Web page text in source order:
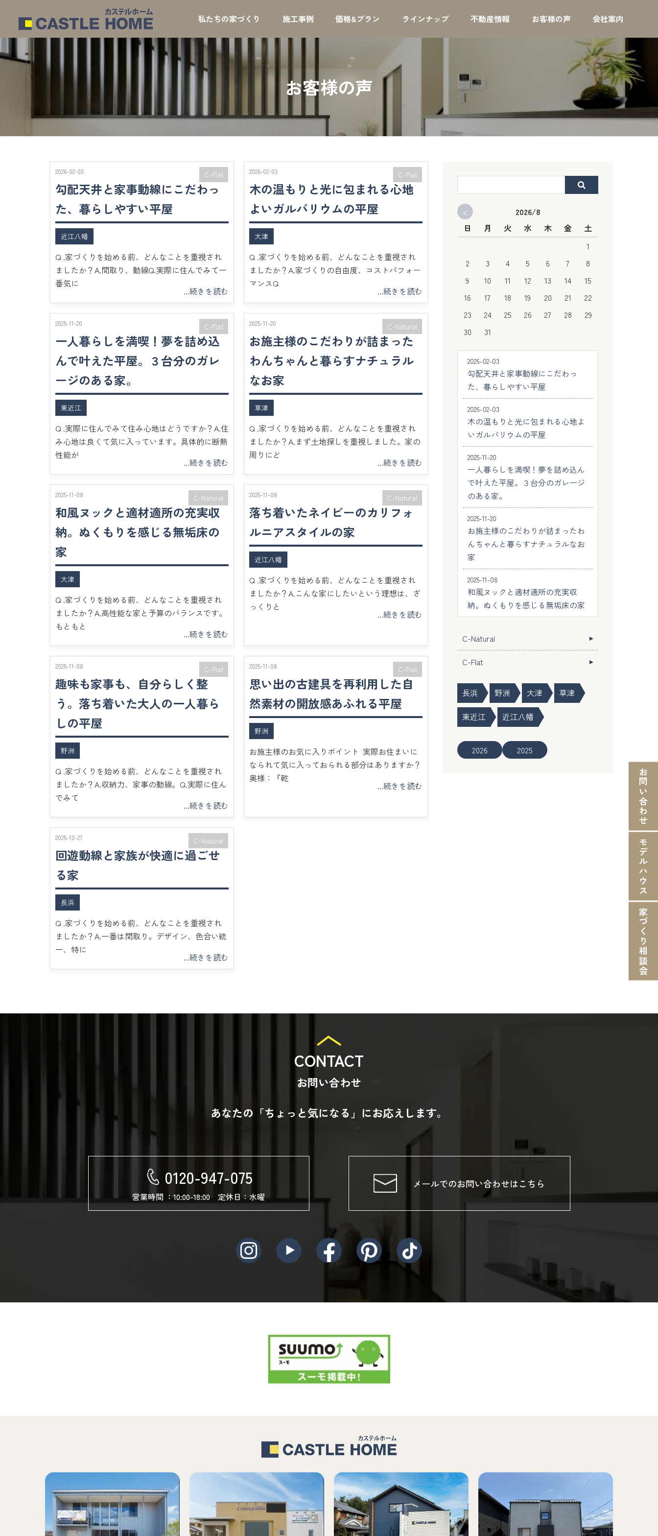
私たちの家づくり 施工事例 価格&プラン ラインナップ 不動産情報 お客様の声 会社案内
お客様の声
2026-02-03
勾配天井と家事動線にこだわっ
た、暮らしやすい平屋
C-Flat
近江八幡
Q .家づくりを始める前、どんなことを重視され
ましたか？A.間取り、動線Q.実際に住んでみて一
番気に
...続きを読む
2026-02-03
木の温もりと光に包まれる心地
よいガルバリウムの平屋
C-Flat
大津
Q .家づくりを始める前、どんなことを重視され
ましたか？A.家づくりの自由度、コストパフォー
マンスQ
...続きを読む
2025-11-20
一人暮らしを満喫！夢を詰め込
んで叶えた平屋。３台分のガレ
ージのある家。
C-Flat
東近江
Q .実際に住んでみて住み心地はどうですか？A.住
み心地は良くて気に入っています。具体的に断熱
性能が
...続きを読む
2025-11-20
お施主様のこだわりが詰まった
わんちゃんと暮らすナチュラル
なお家
C-Natural
草津
Q .家づくりを始める前、どんなことを重視され
ましたか？A.まず土地探しを重視しました。家の
周りにど
...続きを読む
2025-11-08
和風ヌックと適材適所の充実収
納。ぬくもりを感じる無垢床の
家
C-Natural
大津
Q .家づくりを始める前、どんなことを重視され
ましたか？A.高性能な家と予算のバランスです。
もともと
...続きを読む
2025-11-08
落ち着いたネイビーのカリフォ
ルニアスタイルの家
C-Natural
近江八幡
Q .家づくりを始める前、どんなことを重視され
ましたか？A.こんな家にしたいという理想は、ざ
っくりと
...続きを読む
2025-11-08
趣味も家事も、自分らしく整
う。落ち着いた大人の一人暮ら
しの平屋
C-Flat
野洲
Q .家づくりを始める前、どんなことを重視され
ましたか？A.収納力、家事の動線。Q.実際に住ん
でみて
...続きを読む
2025-11-08
思い出の古建具を再利用した自
然素材の開放感あふれる平屋
C-Flat
野洲
お施主様のお気に入りポイント 実際お住まいに
なられて気に入っておられる部分はありますか？
奥様：『乾
...続きを読む
2025-10-27
回遊動線と家族が快適に過ごせ
る家
C-Natural
長浜
Q .家づくりを始める前、どんなことを重視され
ましたか？A.一番は間取り。デザイン、色合い統
一、特に
...続きを読む
<
2026/8
日
月 火 水 木 金
土
1
2
3 4 5 6 7
8
9
10 11 12 13 14
15
16
17 18 19 20 21
22
23
24 25 26 27 28
29
30
31
2026-02-03
勾配天井と家事動線にこだわっ
た、暮らしやすい平屋
2026-02-03
木の温もりと光に包まれる心地よ
いガルバリウムの平屋
2025-11-20
一人暮らしを満喫！夢を詰め込ん
で叶えた平屋。３台分のガレージ
のある家。
2025-11-20
お施主様のこだわりが詰まったわ
んちゃんと暮らすナチュラルなお
家
2025-11-08
和風ヌックと適材適所の充実収
納。ぬくもりを感じる無垢床の家
C-Natural
C-Flat
長浜 野洲 大津 草津
東近江 近江八幡
2026 2025
お問い合わせ
モデルハウス
家づくり相談会
CONTACT
お問い合わせ
あなたの「ちょっと気になる」にお応えします。
0120-947-075
営業時間 ：10:00-18:00 定休日：水曜
メールでのお問い合わせはこちら